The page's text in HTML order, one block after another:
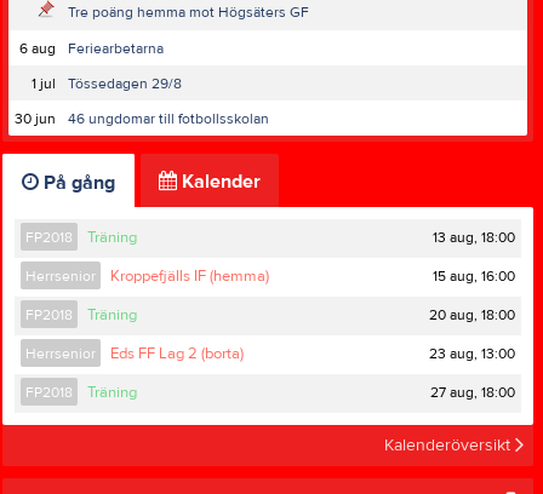
Tre poäng hemma mot Högsäters GF
6 aug
Feriearbetarna
1 jul
Tössedagen 29/8
30 jun
46 ungdomar till fotbollsskolan
På gång Kalender
FP2018 Träning 13 aug, 18:00
Herrsenior Kroppefjälls IF (hemma) 15 aug, 16:00
FP2018 Träning 20 aug, 18:00
Herrsenior Eds FF Lag 2 (borta) 23 aug, 13:00
FP2018 Träning 27 aug, 18:00
Kalenderöversikt